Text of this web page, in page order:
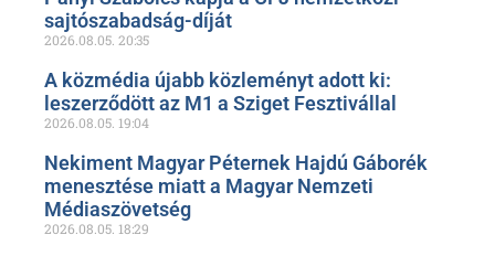
sajtószabadság-díját
2026.08.05. 20:35
A közmédia újabb közleményt adott ki:
leszerződött az M1 a Sziget Fesztivállal
2026.08.05. 19:04
Nekiment Magyar Péternek Hajdú Gáborék
menesztése miatt a Magyar Nemzeti
Médiaszövetség
2026.08.05. 18:29